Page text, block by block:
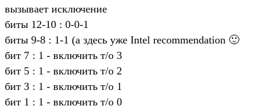
вызывает исключение
биты 12-10 : 0-0-1
биты 9-8 : 1-1 (а здесь уже Intel recommendation 🙂
бит 7 : 1 - включить т/о 3
бит 5 : 1 - включить т/о 2
бит 3 : 1 - включить т/о 1
бит 1 : 1 - включить т/о 0